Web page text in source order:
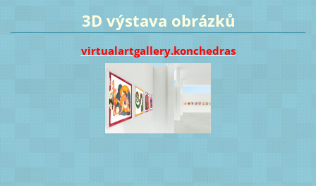
3D výstava obrázků
virtualartgallery.konchedras